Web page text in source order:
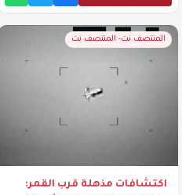
المنتصف نت- المنتصف نت
اكتشافات مذهلة قرب القمر: